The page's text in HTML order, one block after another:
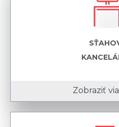
Zobraziť